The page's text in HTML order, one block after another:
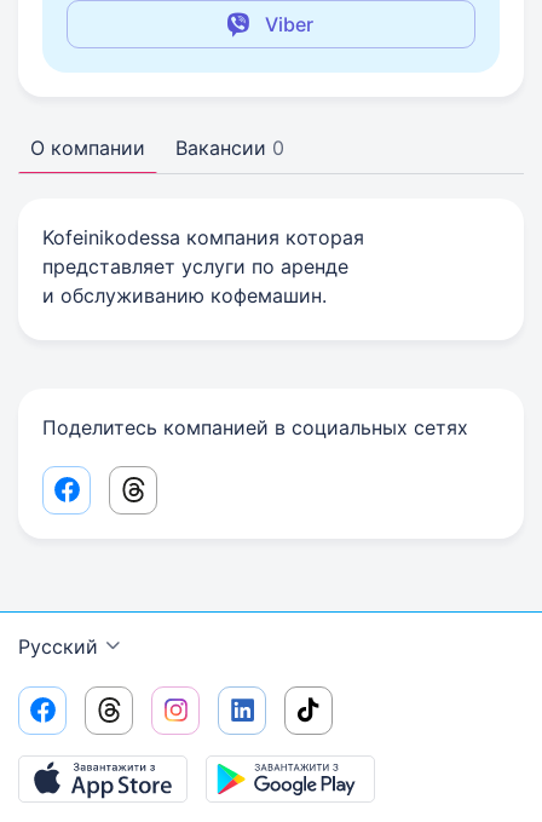
Viber
О компании Вакансии 0
Kofeinikodessa компания которая
представляет услуги по аренде
и обслуживанию кофемашин.
Поделитесь компанией в социальных сетях
Facebook share link
Threads share link
Русский